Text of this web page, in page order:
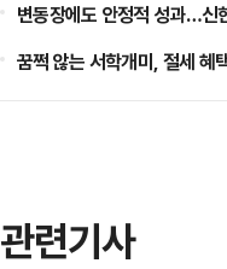
변동장에도 안정적 성과…신
꿈쩍 않는 서학개미, 절세 혜
관련기사